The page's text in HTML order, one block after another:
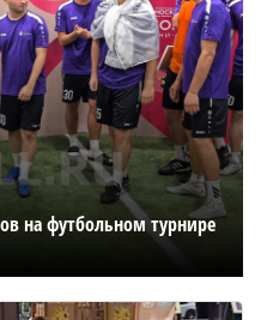
на футбольном турнире